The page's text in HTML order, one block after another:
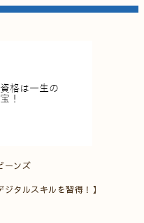
ーンズ
タルスキルを習得！】